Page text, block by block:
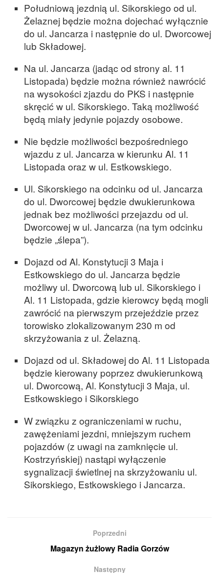
Południową jezdnią ul. Sikorskiego od ul.
Żelaznej będzie można dojechać wyłącznie
do ul. Jancarza i następnie do ul. Dworcowej
lub Składowej.
Na ul. Jancarza (jadąc od strony al. 11
Listopada) będzie można również nawrócić
na wysokości zjazdu do PKS i następnie
skręcić w ul. Sikorskiego. Taką możliwość
będą miały jedynie pojazdy osobowe.
Nie będzie możliwości bezpośredniego
wjazdu z ul. Jancarza w kierunku Al. 11
Listopada oraz w ul. Estkowskiego.
Ul. Sikorskiego na odcinku od ul. Jancarza
do ul. Dworcowej będzie dwukierunkowa
jednak bez możliwości przejazdu od ul.
Dworcowej w ul. Jancarza (na tym odcinku
będzie „ślepa”).
Dojazd od Al. Konstytucji 3 Maja i
Estkowskiego do ul. Jancarza będzie
możliwy ul. Dworcową lub ul. Sikorskiego i
Al. 11 Listopada, gdzie kierowcy będą mogli
zawrócić na pierwszym przejeździe przez
torowisko zlokalizowanym 230 m od
skrzyżowania z ul. Żelazną.
Dojazd od ul. Składowej do Al. 11 Listopada
będzie kierowany poprzez dwukierunkową
ul. Dworcową, Al. Konstytucji 3 Maja, ul.
Estkowskiego i Sikorskiego
W związku z ograniczeniami w ruchu,
zawężeniami jezdni, mniejszym ruchem
pojazdów (z uwagi na zamknięcie ul.
Kostrzyńskiej) nastąpi wyłączenie
sygnalizacji świetlnej na skrzyżowaniu ul.
Sikorskiego, Estkowskiego i Jancarza.
Poprzedni
Magazyn żużlowy Radia Gorzów
Następny